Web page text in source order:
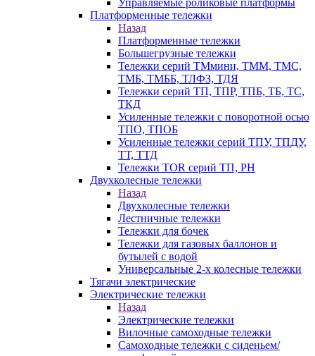
Управляемые роликовые платформы
Платформенные тележки
Назад
Платформенные тележки
Большегрузные тележки
Тележки серий ТМмини, ТММ, ТМС,
ТМБ, ТМББ, ТЛФЗ, ТДЯ
Тележки серий ТП, ТПР, ТПБ, ТБ, ТС,
ТКД
Усиленные тележки с поворотной осью
ТПО, ТПОБ
Усиленные тележки серий ТПУ, ТПДУ,
ТТ, ТТД
Тележки TOR серий ТП, PH
Двухколесные тележки
Назад
Двухколесные тележки
Лестничные тележки
Тележки для бочек
Тележки для газовых баллонов и
бутылей с водой
Универсальные 2-х колесные тележки
Тягачи электрические
Электрические тележки
Назад
Электрические тележки
Вилочные самоходные тележки
Самоходные тележки с сиденьем/